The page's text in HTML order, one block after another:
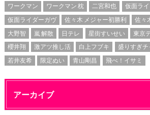
ワークマン
ワークマン 枕 二宮和也
仮面ラ
仮面ライダーガヴ
佐々木 メジャー初勝利 佐々
大野智
嵐 解散 日テレ 星街すいせい 東京
櫻井翔
激アツ推し活 白上フブキ 盛りすぎ
若井友希
限定ぬい 青山剛昌 飛べ！イサミ
アーカイブ